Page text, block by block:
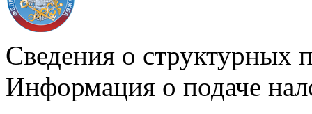
Сведения о структурных
Информация о подаче